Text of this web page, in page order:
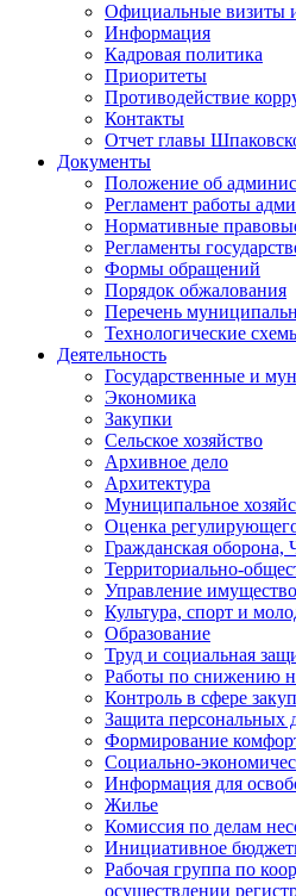
Официальные визиты
Информация
Кадровая политика
Приоритеты
Противодействие
Контакты
Отчет главы
Документы
Положение об
Регламент работы
Нормативные
Регламенты
Формы обращений
Порядок обжалования
Перечень
Технологические
Деятельность
Государственные и
Экономика
Закупки
Сельское хозяйство
Архивное дело
Архитектура
Муниципальное
Оценка
Гражданская оборона,
Территориально-
Управление
Культура, спорт и
Образование
Труд и социальная
Работы по снижению
Контроль в сфере
Защита персональных
Формирование
Социально-
Информация для
Жилье
Комиссия по делам
Инициативное
Рабочая группа по
осуществлении